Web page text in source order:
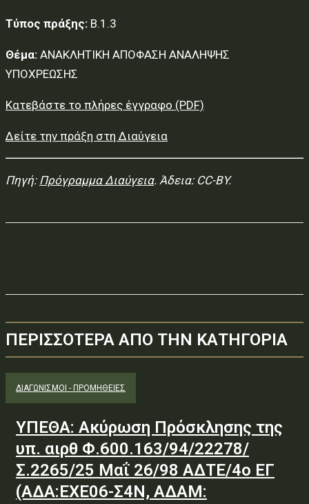
Τύπος πράξης: Β.1.3
Θέμα: ΑΝΑΚΛΗΤΙΚΗ ΑΠΟΦΑΣΗ ΑΝΑΛΗΨΗΣ
ΥΠΟΧΡΕΩΣΗΣ
Κατεβάστε το πλήρες έγγραφο (PDF)
Δείτε την πράξη στη Διαύγεια
Πηγή: Πρόγραμμα Διαύγεια. Άδεια: CC-BY.
ΠΕΡΙΣΣΟΤΕΡΑ ΑΠΟ ΤΗΝ ΚΑΤΗΓΟΡΙΑ
ΔΙΑΓΩΝΙΣΜΟΊ - ΠΡΟΜΉΘΕΙΕΣ
ΥΠΕΘΑ: Ακύρωση Πρόσκλησης της
υπ. αιρθ Φ.600.163/94/22278/
Σ.2265/25 Μαΐ 26/98 ΑΔΤΕ/4ο ΕΓ
(ΑΔΑ:ΕΧΕ06-Σ4Ν, ΑΔΑΜ: